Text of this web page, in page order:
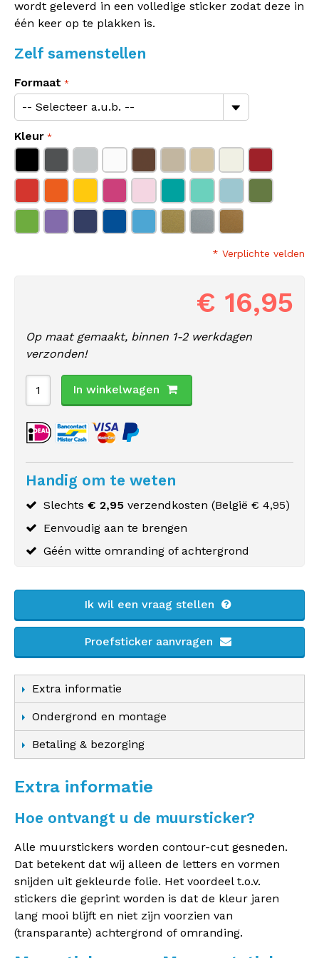
wordt geleverd in een volledige sticker zodat deze in
één keer op te plakken is.
Zelf samenstellen
Formaat
Kleur
* Verplichte velden
€ 16,95
Op maat gemaakt, binnen 1-2 werkdagen
verzonden!
In winkelwagen
Handig om te weten
Slechts € 2,95 verzendkosten (België € 4,95)
Eenvoudig aan te brengen
Géén witte omranding of achtergrond
Ik wil een vraag stellen
Proefsticker aanvragen
Extra informatie
Ondergrond en montage
Betaling & bezorging
Extra informatie
Hoe ontvangt u de muursticker?
Alle muurstickers worden contour-cut gesneden.
Dat betekent dat wij alleen de letters en vormen
snijden uit gekleurde folie. Het voordeel t.o.v.
stickers die geprint worden is dat de kleur jaren
lang mooi blijft en niet zijn voorzien van
(transparante) achtergrond of omranding.